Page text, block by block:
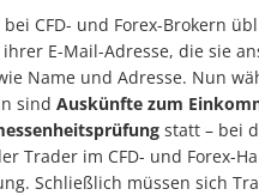
CFD- und Forex-Brokern
E-Mail-Adresse, die sie
Name und Adresse. Nun
sind Auskünfte zum
statt – bei
Trader im CFD- und Forex-
Schließlich müssen sich